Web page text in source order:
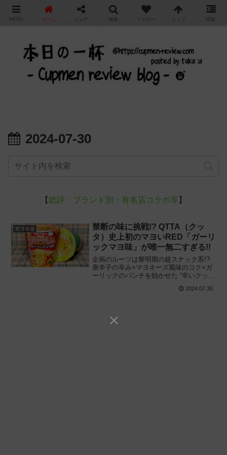
カップ麺の新商品をレビュー / アレンジするブログ
2024-07-30
【総評・ブランド別・有名店コラボ等 】
東洋水産
禁断の味に挑戦!? QTTA（クッ
タ）史上初のマヨいRED「ガーリ
ックマヨ味」が唯一無二すぎる!!
企画のルーツは黎明期の超スナック系!?
唐辛子の辛み×マヨネーズ風味のコク×ガ
ーリックのパンチを効かせた “辛いクッタ
RED（レッド）ガーリックマヨ味」を食
2024.07.30
MENU ホーム シェア 検索 フォロー トップ 情報